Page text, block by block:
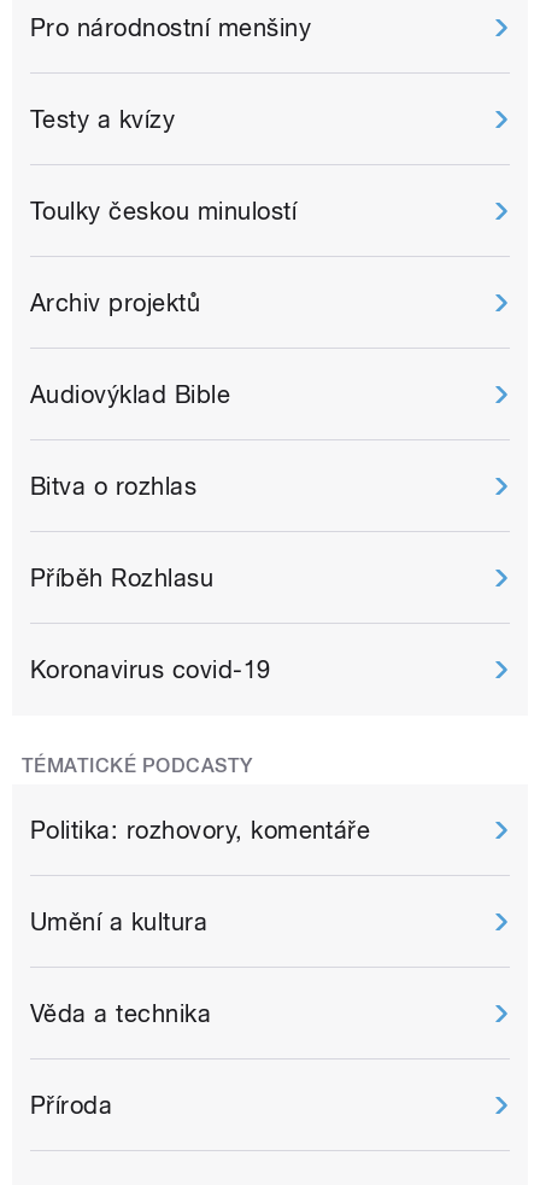
Pro národnostní menšiny
Testy a kvízy
Toulky českou minulostí
Archiv projektů
Audiovýklad Bible
Bitva o rozhlas
Příběh Rozhlasu
Koronavirus covid-19
TÉMATICKÉ PODCASTY
Politika: rozhovory, komentáře
Umění a kultura
Věda a technika
Příroda